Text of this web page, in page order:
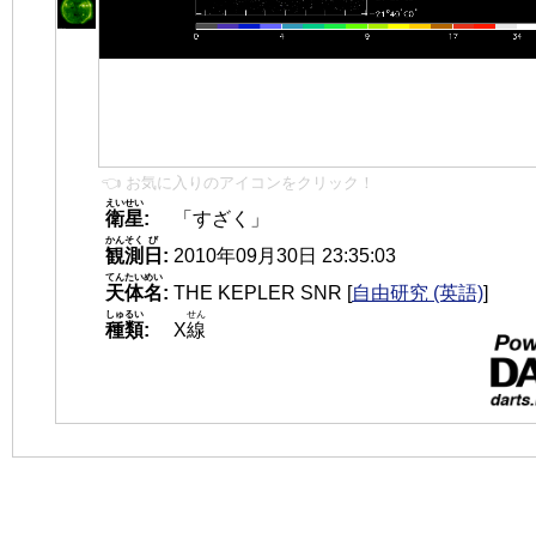
👈 お気に入りのアイコンをクリック！
衛星
えいせい
:
「すざく」
観測
かんそく
日
び
: 2010年09月30日 23:35:03
天体名
てんたいめい
: THE KEPLER SNR [自由研究 (英語)]
種類
しゅるい
: X線
せん